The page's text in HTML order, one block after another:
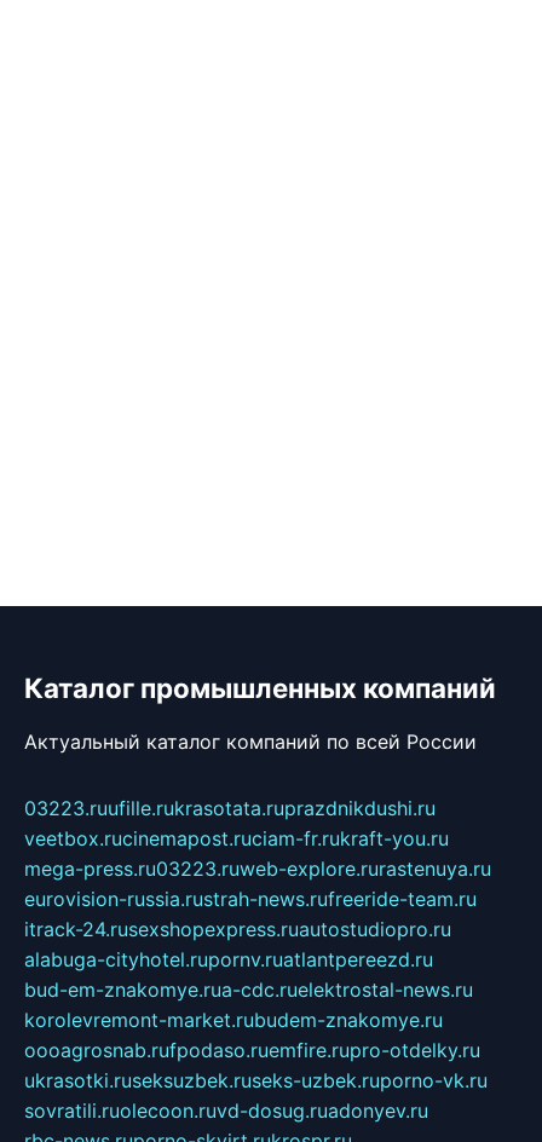
Каталог промышленных компаний
Актуальный каталог компаний по всей России
03223.ruufille.rukrasotata.ruprazdnikdushi.ru
veetbox.rucinemapost.ruciam-fr.rukraft-you.ru
mega-press.ru03223.ruweb-explore.rurastenuya.ru
eurovision-russia.rustrah-news.rufreeride-team.ru
itrack-24.rusexshopexpress.ruautostudiopro.ru
alabuga-cityhotel.rupornv.ruatlantpereezd.ru
bud-em-znakomye.rua-cdc.ruelektrostal-news.ru
korolevremont-market.rubudem-znakomye.ru
oooagrosnab.rufpodaso.ruemfire.rupro-otdelky.ru
ukrasotki.ruseksuzbek.ruseks-uzbek.ruporno-vk.ru
sovratili.ruolecoon.ruvd-dosug.ruadonyev.ru